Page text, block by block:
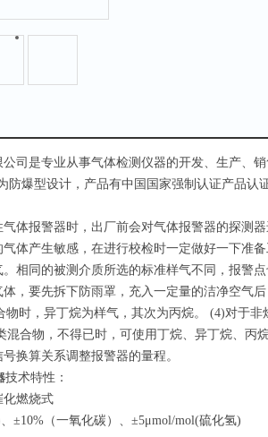
司是专业从事气体检测仪器的开发、生产、
防爆型设计，产品有中国国家强制认证产品认
体报警器时，出厂前会对气体报警器的探测
体产生敏感，在进行校检时一定做好一下准
相同的被测介质所选的标准样气不同，报警
，要先拆下防雨罩，充入一定量的洁净空气
物时，异丁烷为样气，其次为丙烷。 (4)对于
混合物，不得已时，可使用丁烷、异丁烷、丙
换算关系调整报警器的量程。
技术特性：
化燃烧式
±10%（一氧化碳）、±5μmol/mol(硫化氢)